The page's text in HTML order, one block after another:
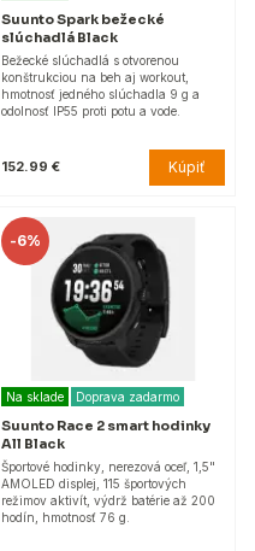
Suunto Spark bežecké
slúchadlá Black
Bežecké slúchadlá s otvorenou
konštrukciou na beh aj workout,
hmotnosť jedného slúchadla 9 g a
odolnosť IP55 proti potu a vode.
152.99 € Kúpiť
-6%
Na sklade Doprava zadarmo
Suunto Race 2 smart hodinky
All Black
Športové hodinky, nerezová oceľ, 1,5"
AMOLED displej, 115 športových
režimov aktivít, výdrž batérie až 200
hodín, hmotnosť 76 g.